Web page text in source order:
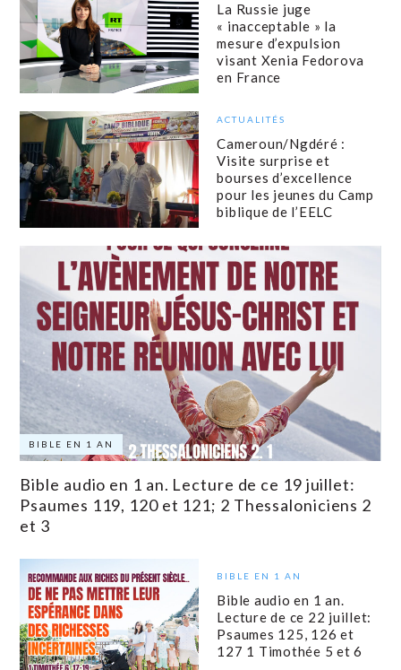
La Russie juge
« inacceptable » la
mesure d’expulsion
visant Xenia Fedorova
en France
ACTUALITÉS
Cameroun/Ngdéré :
Visite surprise et
bourses d’excellence
pour les jeunes du Camp
biblique de l’EELC
BIBLE EN 1 AN
Bible audio en 1 an. Lecture de ce 19 juillet:
Psaumes 119, 120 et 121; 2 Thessaloniciens 2
et 3
BIBLE EN 1 AN
Bible audio en 1 an.
Lecture de ce 22 juillet:
Psaumes 125, 126 et
127 1 Timothée 5 et 6